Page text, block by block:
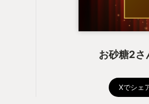
お砂糖2さ
Xでシェ